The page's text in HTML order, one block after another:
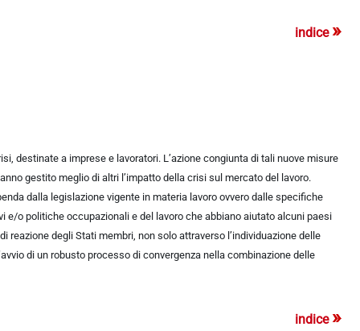
indice »
destinate a imprese e lavoratori. L’azione congiunta di tali nuove misure
gestito meglio di altri l’impatto della crisi sul mercato del lavoro.
dalla legislazione vigente in materia lavoro ovvero dalle specifiche
e/o politiche occupazionali e del lavoro che abbiano aiutato alcuni paesi
degli Stati membri, non solo attraverso l’individuazione delle
di un robusto processo di convergenza nella combinazione delle
indice »